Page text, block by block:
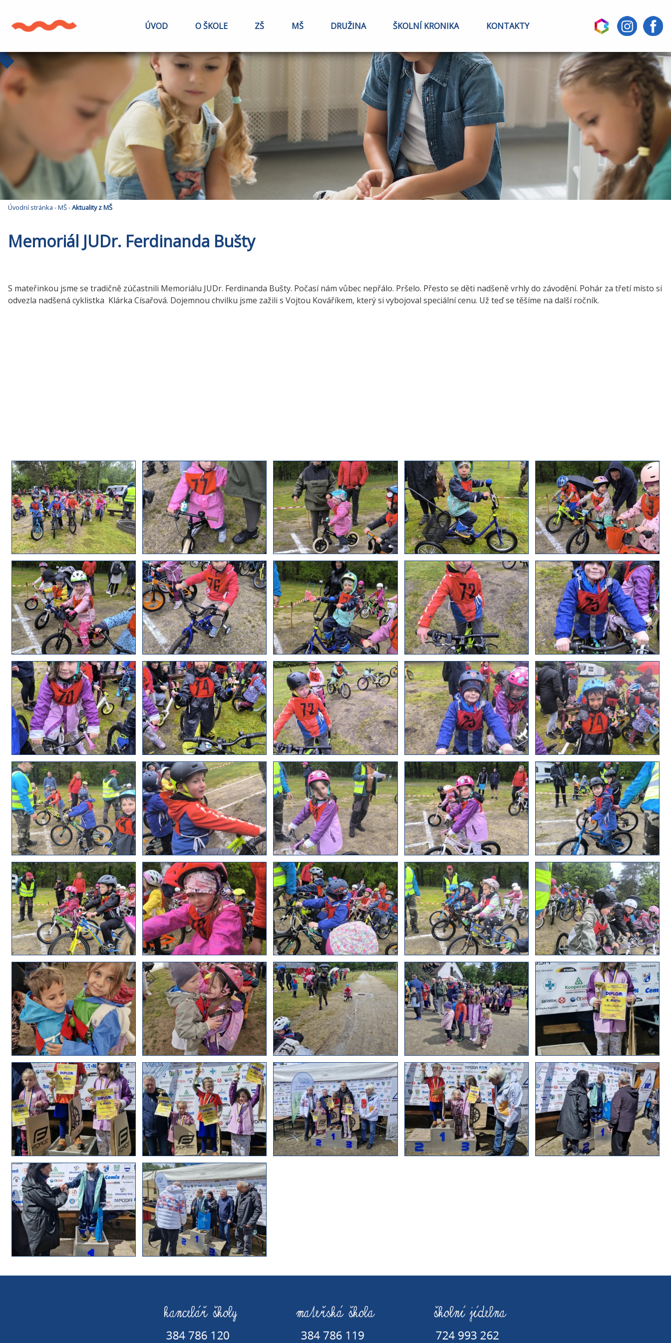
ÚVOD O ŠKOLE ZŠ MŠ DRUŽINA ŠKOLNÍ KRONIKA KONTAKTY
Úvodní stránka -MŠ-Aktuality z MŠ
Memoriál JUDr. Ferdinanda Bušty
S mateřinkou jsme se tradičně zúčastnili Memoriálu JUDr. Ferdinanda Bušty. Počasí nám vůbec nepřálo. Pršelo. Přesto se děti nadšeně vrhly do závodění. Pohár za třetí místo si
odvezla nadšená cyklistka Klárka Císařová. Dojemnou chvilku jsme zažili s Vojtou Kováříkem, který si vybojoval speciální cenu. Už teď se těšíme na další ročník.